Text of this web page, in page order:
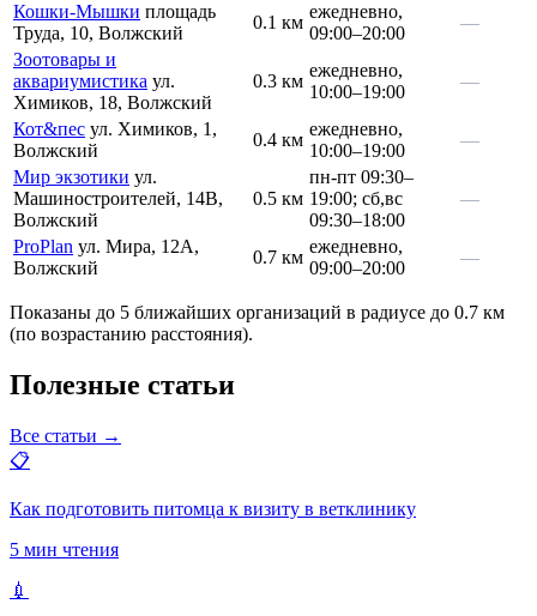
Кошки-Мышки площадь
Труда, 10, Волжский
0.1 км
ежедневно,
09:00–20:00
—
Зоотовары и
аквариумистика ул.
Химиков, 18, Волжский
0.3 км
ежедневно,
10:00–19:00
—
Кот&пес ул. Химиков, 1,
Волжский
0.4 км
ежедневно,
10:00–19:00
—
Мир экзотики ул.
Машиностроителей, 14В,
Волжский
0.5 км
пн-пт 09:30–
19:00; сб,вс
09:30–18:00
—
ProPlan ул. Мира, 12А,
Волжский
0.7 км
ежедневно,
09:00–20:00
—
Показаны до 5 ближайших организаций в радиусе до 0.7 км
(по возрастанию расстояния).
Полезные статьи
Все статьи →
📋
Как подготовить питомца к визиту в ветклинику
5 мин чтения
💉